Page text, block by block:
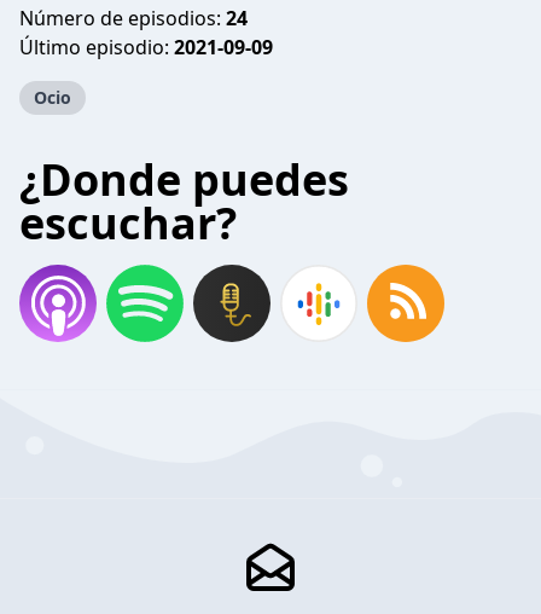
Número de episodios: 24
Último episodio: 2021-09-09
Ocio
¿Donde puedes
escuchar?